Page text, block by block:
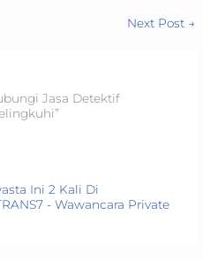
Next Post →
Jasa Detektif
Ini 2 Kali Di
- Wawancara Private